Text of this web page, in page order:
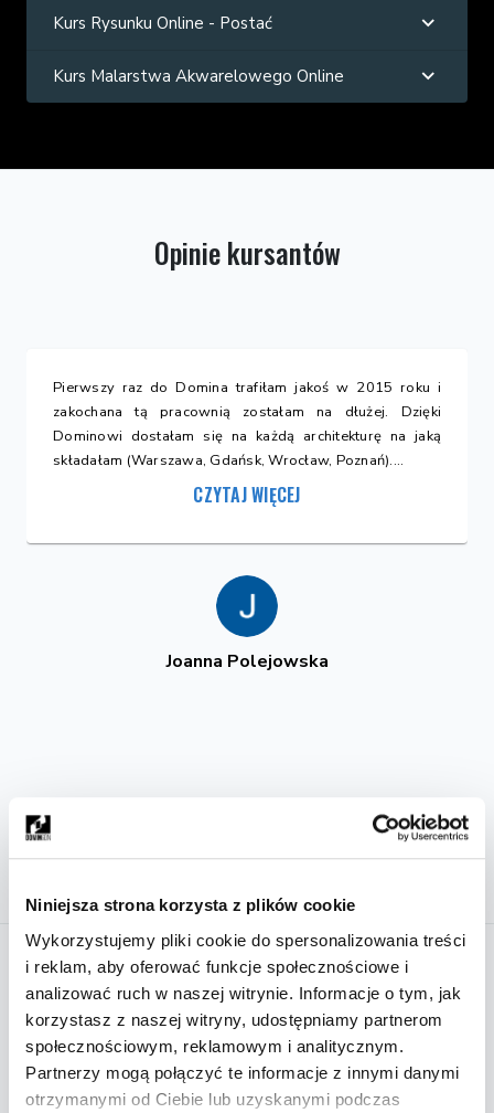
Niniejsza strona korzysta z plików cookie
Wykorzystujemy pliki cookie do spersonalizowania treści
i reklam, aby oferować funkcje społecznościowe i
analizować ruch w naszej witrynie. Informacje o tym, jak
korzystasz z naszej witryny, udostępniamy partnerom
społecznościowym, reklamowym i analitycznym.
Partnerzy mogą połączyć te informacje z innymi danymi
otrzymanymi od Ciebie lub uzyskanymi podczas
Kurs Rysunku Online - Postać
Kurs Malarstwa Akwarelowego Online
Opinie kursantów
jakoś w 2015 roku i
na dłużej. Dzięki
architekturę na jaką
Wrocław, Poznań)....
atmosfera, dzięki
pracuje się na zajęciach.
podejście, można śmiało
si...
Atmosfera, atmosfera i raz
Szlifowałem swoje
pracowniach, ale nigdzie nie
motywującej grupy
którzy ...
Serdecznie polecam, jak
wymarzone studia, Domin
ludzi którzy doradzą ci i
dotyczące studiów.No i po pół roku
CZYTAJ
Prace naszych kursantów